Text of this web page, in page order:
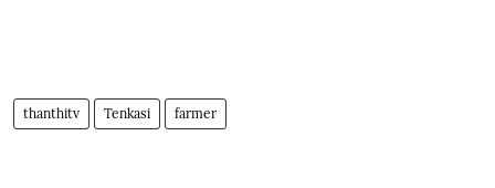
thanthitv Tenkasi farmer